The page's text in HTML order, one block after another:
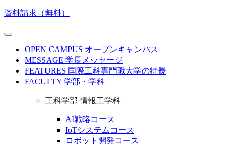
資料請求（無料）
OPEN CAMPUS オープンキャンパス
MESSAGE 学長メッセージ
FEATURES 国際工科専門職大学の特長
FACULTY 学部・学科
工科学部 情報工学科
AI戦略コース
IoTシステムコース
ロボット開発コース